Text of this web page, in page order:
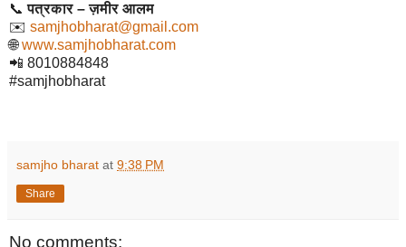
📞पत्रकार – ज़मीर आलम
✉️ samjhobharat@gmail.com
🌐www.samjhobharat.com
📲 8010884848
#samjhobharat
samjho bharat at 9:38 PM
Share
No comments: